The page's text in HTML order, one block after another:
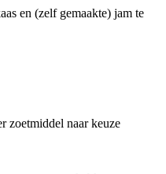
en (zelf gemaakte) jam te
zoetmiddel naar keuze